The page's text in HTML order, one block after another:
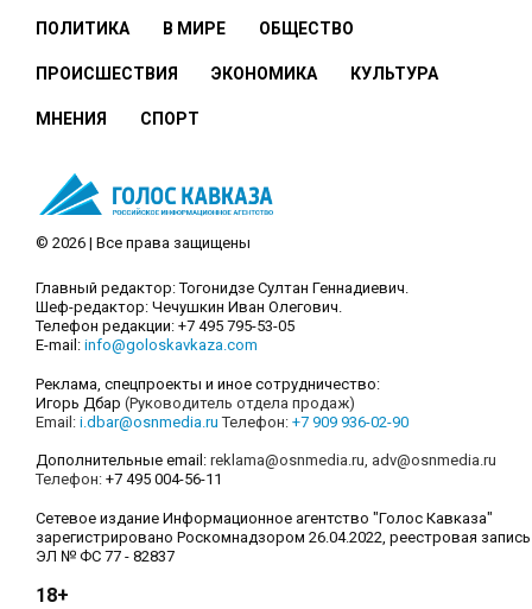
ПОЛИТИКА В МИРЕ ОБЩЕСТВО
ПРОИСШЕСТВИЯ ЭКОНОМИКА КУЛЬТУРА
МНЕНИЯ СПОРТ
© 2026 | Все права защищены
Главный редактор: Тогонидзе Султан Геннадиевич.
Шеф-редактор: Чечушкин Иван Олегович.
Телефон редакции: +7 495 795-53-05
E-mail: info@goloskavkaza.com
Реклама, спецпроекты и иное сотрудничество:
Игорь Дбар (Руководитель отдела продаж)
Email: i.dbar@osnmedia.ru Телефон: +7 909 936-02-90
Дополнительные email: reklama@osnmedia.ru, adv@osnmedia.ru
Телефон: +7 495 004-56-11
Сетевое издание Информационное агентство "Голос Кавказа"
зарегистрировано Роскомнадзором 26.04.2022, реестровая запись
ЭЛ № ФС 77 - 82837
18+